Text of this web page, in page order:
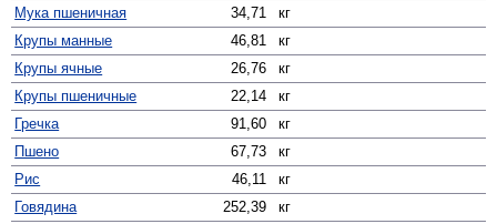
Мука пшеничная 34,71
кг
Крупы манные
46,81
кг
Крупы ячные
26,76
кг
Крупы пшеничные
22,14
кг
Гречка
91,60
кг
Пшено
67,73
кг
Рис
46,11
кг
Говядина
252,39
кг